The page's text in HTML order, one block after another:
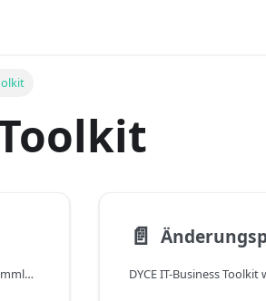
Die App DYCE IT-Business Toolkit ist eine Sammlung verschiedener Funktionen, die vor allem in der IT-Branche benötigt werden, aber nicht darauf beschränkt sind. Neben den Features gehören auch weitere Apps zum Lieferumfang, die im Zusammenhang mit DYCE IT-Business Toolkit kostenlos verwendet werden können. Dabei handelt es sich um die folgenden Apps:
📄️